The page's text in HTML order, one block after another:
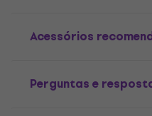
Acessórios
Perguntas e